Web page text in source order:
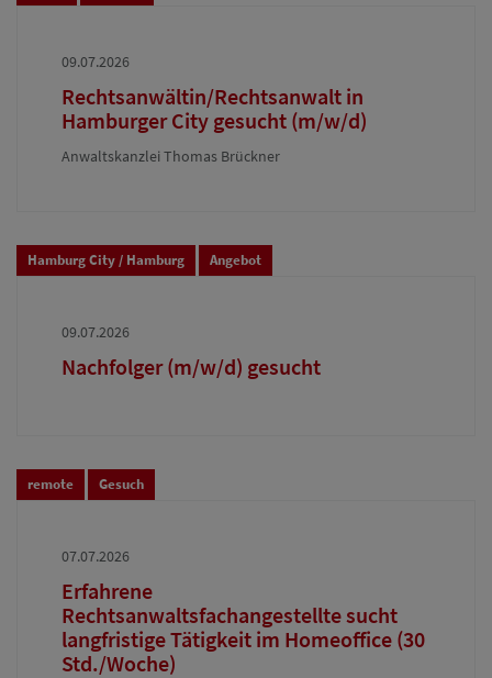
09.07.2026
Rechtsanwältin/Rechtsanwalt in
Hamburger City gesucht (m/w/d)
Anwaltskanzlei Thomas Brückner
Hamburg City / Hamburg Angebot
09.07.2026
Nachfolger (m/w/d) gesucht
remote Gesuch
07.07.2026
Erfahrene
Rechtsanwaltsfachangestellte sucht
langfristige Tätigkeit im Homeoffice (30
Std./Woche)